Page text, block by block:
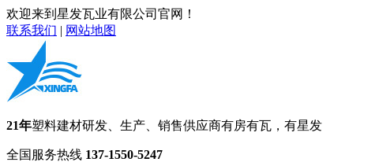
欢迎来到星发瓦业有限公司官网！
联系我们 | 网站地图
21年塑料建材研发、生产、销售供应商有房有瓦，有星发
全国服务热线 137-1550-5247